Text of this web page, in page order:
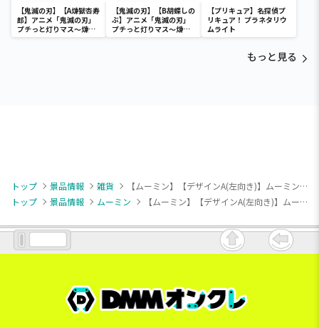
【鬼滅の刃】【A煉獄杏寿
郎】アニメ「鬼滅の刃」
プチっと灯りマス～煉獄
杏寿郎・胡蝶しのぶ～
【鬼滅の刃】【B胡蝶しの
ぶ】アニメ「鬼滅の刃」
プチっと灯りマス～煉獄
杏寿郎・胡蝶しのぶ～
【プリキュア】名探偵プ
リキュア！ プラネタリウ
ムライト
もっと見る
トップ 景品情報 雑貨
【ムーミン】【デザインA(左向き)】ムーミン スマホショルダーバッグ
トップ
景品情報 ムーミン 【ムーミン】【デザインA(左向き)】ムーミン スマホショルダーバッグ